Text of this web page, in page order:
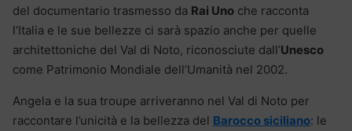
del documentario trasmesso da Rai Uno che racconta
l’Italia e le sue bellezze ci sarà spazio anche per quelle
architettoniche del Val di Noto, riconosciute dall’Unesco
come Patrimonio Mondiale dell’Umanità nel 2002.
Angela e la sua troupe arriveranno nel Val di Noto per
raccontare l’unicità e la bellezza del Barocco siciliano: le